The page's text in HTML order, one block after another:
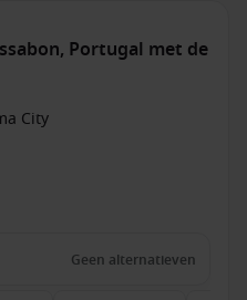
Portugal met de
City
Geen alternatieven